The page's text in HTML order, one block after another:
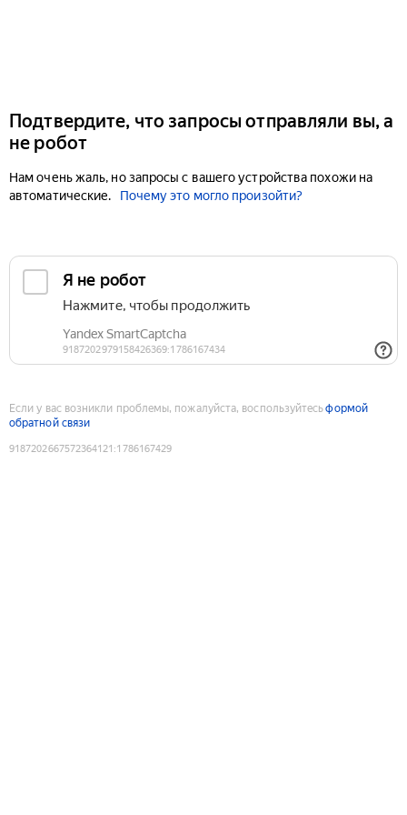
Подтвердите, что запросы отправляли вы, а
не робот
Нам очень жаль, но запросы с вашего устройства похожи на
автоматические.
Почему это могло произойти?
Если у вас возникли проблемы, пожалуйста, воспользуйтесьформой
обратной связи
9187202667572364121 :1786167429